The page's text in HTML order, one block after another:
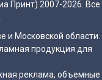
Принт) 2007-2026. Все
и Московской области.
продукция для
реклама, объемные